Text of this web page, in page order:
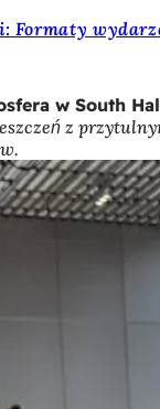
Formaty
w South
z